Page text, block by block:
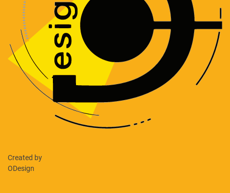
Created by
ODesign